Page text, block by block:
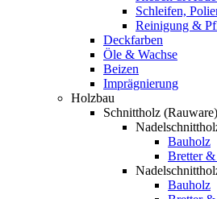
Schleifen,
Reinigung &
Deckfarben
Öle & Wachse
Beizen
Imprägnierung
Holzbau
Schnittholz (Rauware)
Bauholz
Bretter
Bauholz